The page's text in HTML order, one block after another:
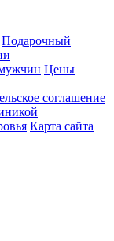
Подарочный
Цены
соглашение
Карта сайта